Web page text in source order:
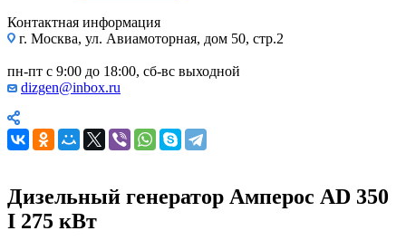
Контактная информация
г. Москва, ул. Авиамоторная, дом 50, стр.2
пн-пт с 9:00 до 18:00, сб-вс выходной
dizgen@inbox.ru
Дизельный генератор Амперос AD 350
I 275 кВт